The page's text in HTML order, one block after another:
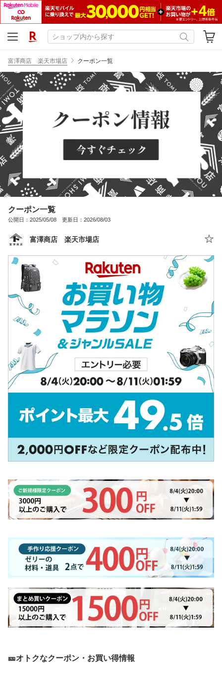
富澤商店 楽天市場店 クーポン一覧
クーポン一覧
公開日：2025/05/08 更新日：2026/08/03
富澤商店 楽天市場店
🎫オトクなクーポン・お買い得情報